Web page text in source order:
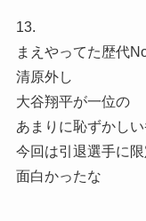
13.
まえやってた歴代
清原外し
大谷翔平が一位の
あまりに恥ずかし
今回は引退選手に
面白かったな